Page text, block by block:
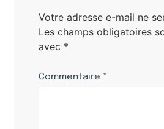
Votre adresse e-mail ne
Les champs obligatoires
avec *
Commentaire *